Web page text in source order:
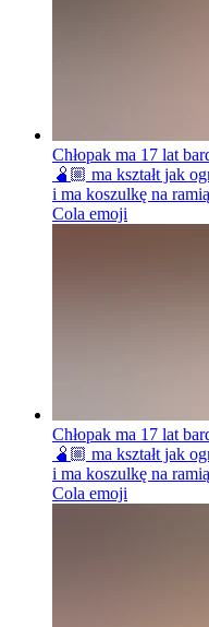
Chłopak ma 17 lat
🫄🏼 ma kształt jak
i ma koszulkę na
Cola emoji
Chłopak ma 17 lat
🫄🏼 ma kształt jak
i ma koszulkę na
Cola emoji